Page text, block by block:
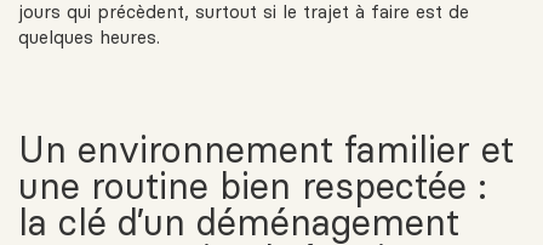
jours qui précèdent, surtout si le trajet à faire est de
quelques heures.
Un environnement familier et
une routine bien respectée :
la clé d’un déménagement